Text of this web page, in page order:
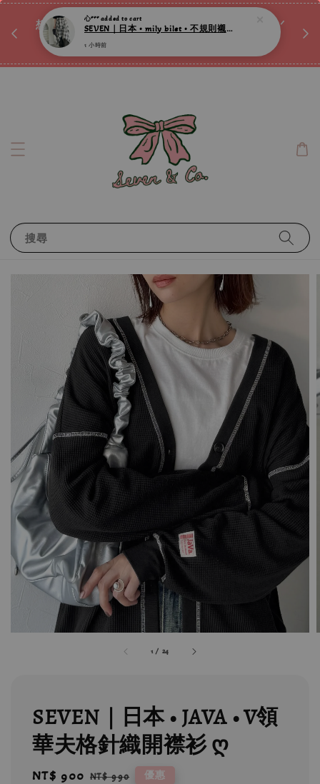
想訂製屬於自己的『水晶手鍊』嗎ꕀ♡ 私訊我們.ᐟ.ᐟ
📣Instagram 這邊按下去
搜尋
1 / 24
SEVEN｜日本 • JAVA • V領
華夫格針織開襟衫 ღ
Sale
NT$ 900 Regular
NT$ 990 優惠